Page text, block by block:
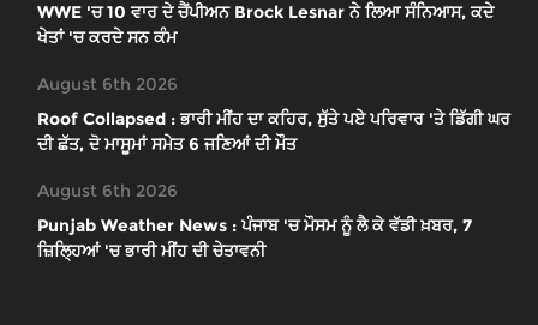
WWE 'ਚ 10 ਵਾਰ ਦੇ ਚੈਂਪੀਅਨ Brock Lesnar ਨੇ ਲਿਆ ਸੰਨਿਆਸ, ਕਦੇ
ਖੇਤਾਂ 'ਚ ਕਰਦੇ ਸਨ ਕੰਮ
August 6th 2026
Roof Collapsed : ਭਾਰੀ ਮੀਂਹ ਦਾ ਕਹਿਰ, ਸੁੱਤੇ ਪਏ ਪਰਿਵਾਰ 'ਤੇ ਡਿੱਗੀ ਘਰ
ਦੀ ਛੱਤ, ਦੋ ਮਾਸੂਮਾਂ ਸਮੇਤ 6 ਜਣਿਆਂ ਦੀ ਮੌਤ
August 6th 2026
Punjab Weather News : ਪੰਜਾਬ 'ਚ ਮੌਸਮ ਨੂੰ ਲੈ ਕੇ ਵੱਡੀ ਖ਼ਬਰ, 7
ਜ਼ਿਲ੍ਹਿਆਂ 'ਚ ਭਾਰੀ ਮੀਂਹ ਦੀ ਚੇਤਾਵਨੀ